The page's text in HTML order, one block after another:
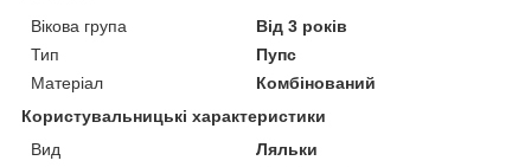
Вікова група
Від 3 років
Тип
Пупс
Матеріал
Комбінований
Користувальницькі характеристики
Вид
Ляльки